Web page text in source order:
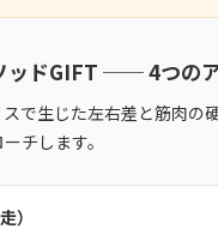
ッドGIFT ── 4つの
で生じた左右差と筋肉の
チします。
）